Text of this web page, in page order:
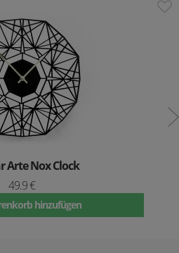
Arte Nox Clock
49.9 €
hinzufügen